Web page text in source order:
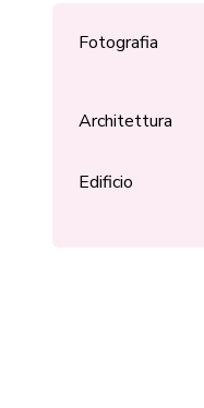
Fotografia
Architettura
Edificio